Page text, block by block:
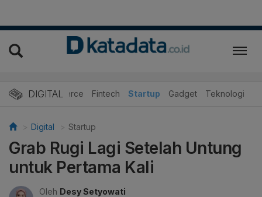
DIGITAL
E-Commerce Fintech Startup Gadget Teknologi
Digital Startup
Grab Rugi Lagi Setelah Untung
untuk Pertama Kali
Oleh Desy Setyowati